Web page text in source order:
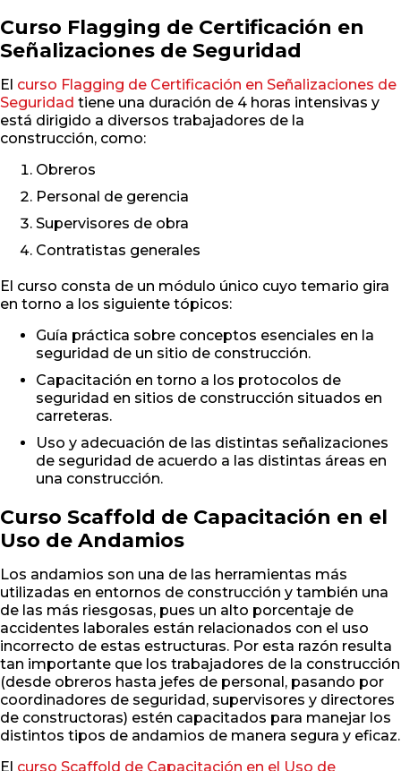
Curso Flagging de Certificación en
Señalizaciones de Seguridad
El curso Flagging de Certificación en Señalizaciones de
Seguridad tiene una duración de 4 horas intensivas y
está dirigido a diversos trabajadores de la
construcción, como:
Obreros
Personal de gerencia
Supervisores de obra
Contratistas generales
El curso consta de un módulo único cuyo temario gira
en torno a los siguiente tópicos:
Guía práctica sobre conceptos esenciales en la
seguridad de un sitio de construcción.
Capacitación en torno a los protocolos de
seguridad en sitios de construcción situados en
carreteras.
Uso y adecuación de las distintas señalizaciones
de seguridad de acuerdo a las distintas áreas en
una construcción.
Curso Scaffold de Capacitación en el
Uso de Andamios
Los andamios son una de las herramientas más
utilizadas en entornos de construcción y también una
de las más riesgosas, pues un alto porcentaje de
accidentes laborales están relacionados con el uso
incorrecto de estas estructuras. Por esta razón resulta
tan importante que los trabajadores de la construcción
(desde obreros hasta jefes de personal, pasando por
coordinadores de seguridad, supervisores y directores
de constructoras) estén capacitados para manejar los
distintos tipos de andamios de manera segura y eficaz.
El curso Scaffold de Capacitación en el Uso de